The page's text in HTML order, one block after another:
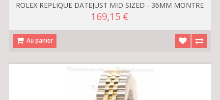
ROLEX REPLIQUE DATEJUST MID SIZED - 36MM MONTRE
169,15 €
Au panier